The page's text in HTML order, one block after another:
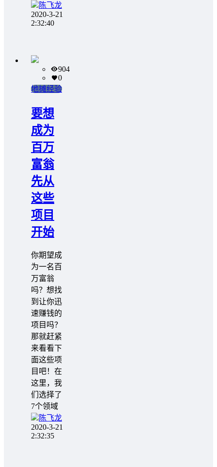
陈飞龙
2020-3-21
2:32:40
904
0
地摊经验
要想
成为
百万
富翁
先从
这些
项目
开始
你期望成
为一名百
万富翁
吗？想找
到让你迅
速赚钱的
项目吗？
那就赶紧
来看看下
面这些项
目吧！在
这里，我
们选择了
7个领域
陈飞龙
2020-3-21
2:32:35